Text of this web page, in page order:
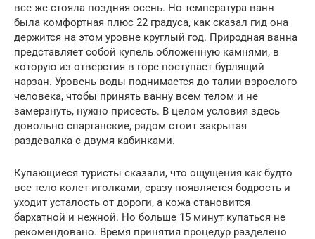
все же стояла поздняя осень. Но температура ванн
была комфортная плюс 22 градуса, как сказал гид она
держится на этом уровне круглый год. Природная ванна
представляет собой купель обложенную камнями, в
которую из отверстия в горе поступает бурлящий
нарзан. Уровень воды поднимается до талии взрослого
человека, чтобы принять ванну всем телом и не
замерзнуть, нужно присесть. В целом условия здесь
довольно спартанские, рядом стоит закрытая
раздевалка с двумя кабинками.
Купающиеся туристы сказали, что ощущения как будто
все тело колет иголками, сразу появляется бодрость и
уходит усталость от дороги, а кожа становится
бархатной и нежной. Но больше 15 минут купаться не
рекомендовано. Время принятия процедур разделено